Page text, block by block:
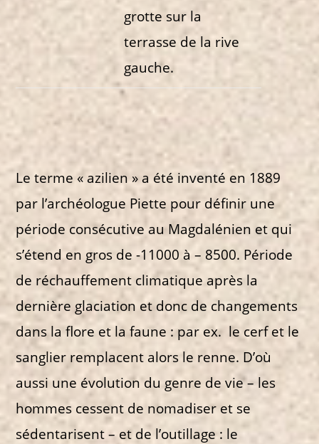
grotte sur la
terrasse de la rive
gauche.
Le terme « azilien » a été inventé en 1889
par l’archéologue Piette pour définir une
période consécutive au Magdalénien et qui
s’étend en gros de -11000 à – 8500. Période
de réchauffement climatique après la
dernière glaciation et donc de changements
dans la flore et la faune : par ex. le cerf et le
sanglier remplacent alors le renne. D’où
aussi une évolution du genre de vie – les
hommes cessent de nomadiser et se
sédentarisent – et de l’outillage : le